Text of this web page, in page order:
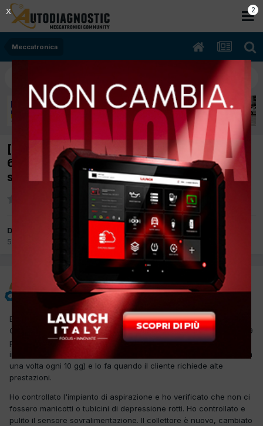
Meccatronica
[MERCEDES CLASSE A 02/2016 2143cc OM
651.930 125Kw Diesel] P0299 pressione di
sovralimentazione
Da marecch
5 Maggio
inMeccatronica
marecch
Inviato 5 Maggio
Buonasera, apro questa discussione perchè ho in officina una
Classe A 2.2cdi che ogni tanto si accende il codice guasto p0299
pressione di sovralimentazione turbocompressore gas di scarico
insufficiente. Il problema è che il difetto lo fa raramente ( in media
una volta ogni 10 gg) e lo fa quando il cliente richiede alte
prestazioni.
Ho controllato l'impianto di aspirazione e ho verificato che non ci
fossero manicotti o tubicini di depressione rotti. Ho controllato e
pulito il sensore sovralimentazione. Il collettore è nuovo, cambiato
2
X